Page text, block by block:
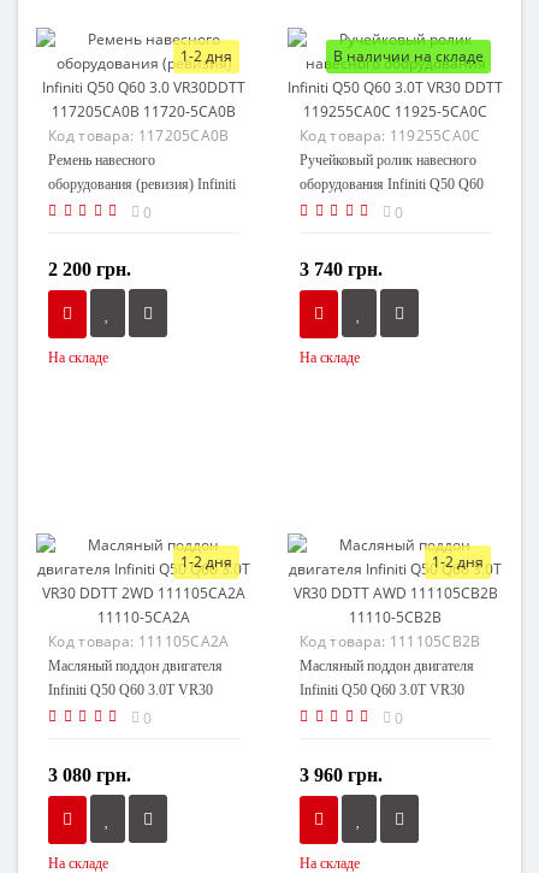
1-2 дня
Код товара: 117205CA0B
Ремень навесного
оборудования (ревизия) Infiniti
Q50 Q60 3.0 VR30DDTT
0
2 200 грн.
На складе
В наличии на складе
Код товара: 119255CA0C
Ручейковый ролик навесного
оборудования Infiniti Q50 Q60
3.0T VR30 DDTT 119255CA0C
0
3 740 грн.
На складе
1-2 дня
Код товара: 111105CA2A
Масляный поддон двигателя
Infiniti Q50 Q60 3.0T VR30
DDTT 2WD 111105CA2A
0
3 080 грн.
На складе
1-2 дня
Код товара: 111105CB2B
Масляный поддон двигателя
Infiniti Q50 Q60 3.0T VR30
DDTT AWD 111105CB2B
0
3 960 грн.
На складе